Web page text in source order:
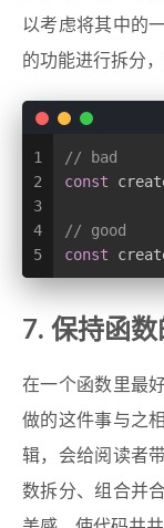
以考虑将其中的
的功能进行拆分
1
2
3
4
5
// bad
const
// good
const
7. 保持函
在一个函数里最
做的这件事与之
辑，会给阅读者
数拆分、组合并